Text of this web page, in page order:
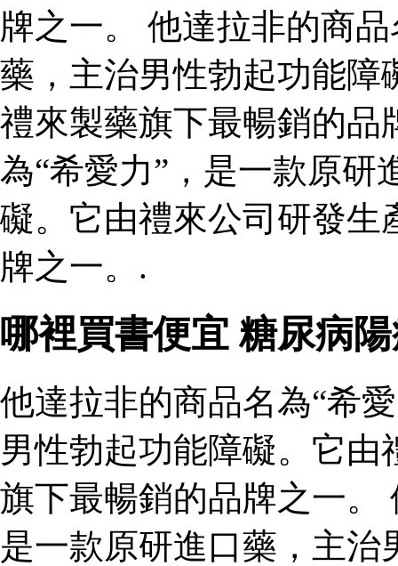
牌之一。 他達拉非的商
藥，主治男性勃起功能障
禮來製藥旗下最暢銷的品
為“希愛力”，是一款原研
礙。它由禮來公司研發生
牌之一。.
哪裡買書便宜 糖尿病
他達拉非的商品名為“希
男性勃起功能障礙。它
旗下最暢銷的品牌之一。
是一款原研進口藥，主